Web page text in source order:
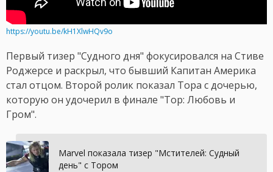
https://youtu.be/kH1XlwHQv9o
Первый тизер "Судного дня" фокусировался на Стиве
Роджерсе и раскрыл, что бывший Капитан Америка
стал отцом. Второй ролик показал Тора с дочерью,
которую он удочерил в финале "Тор: Любовь и
Гром".
Marvel показала тизер "Мстителей: Судный
день" с Тором